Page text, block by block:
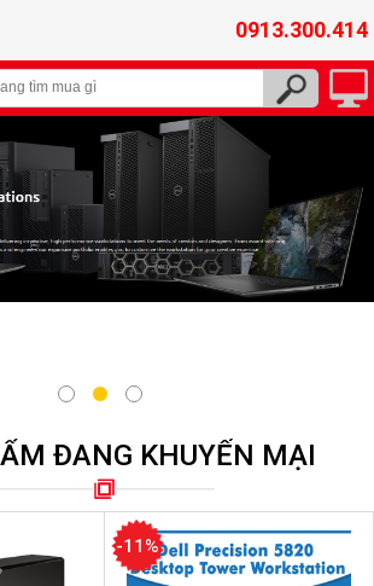
0913.300.414
ĐANG KHUYẾN MẠI
-11%